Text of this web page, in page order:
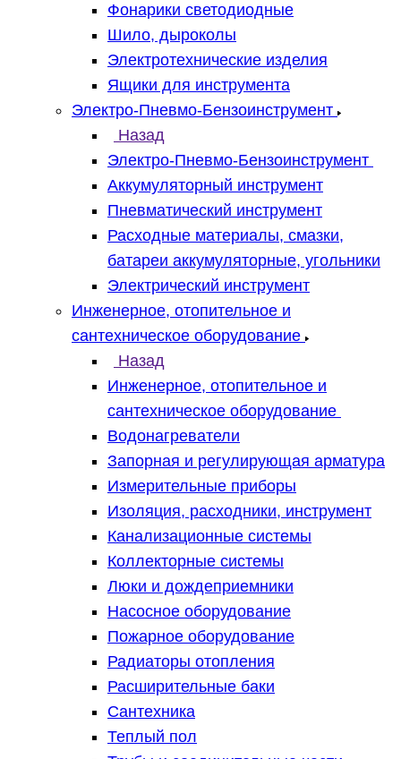
Фонарики светодиодные
Шило, дыроколы
Электротехнические изделия
Ящики для инструмента
Электро-Пневмо-Бензоинструмент
Назад
Электро-Пневмо-Бензоинструмент
Аккумуляторный инструмент
Пневматический инструмент
Расходные материалы, смазки,
батареи аккумуляторные, угольники
Электрический инструмент
Инженерное, отопительное и
сантехническое оборудование
Назад
Инженерное, отопительное и
сантехническое оборудование
Водонагреватели
Запорная и регулирующая арматура
Измерительные приборы
Изоляция, расходники, инструмент
Канализационные системы
Коллекторные системы
Люки и дождеприемники
Насосное оборудование
Пожарное оборудование
Радиаторы отопления
Расширительные баки
Сантехника
Теплый пол